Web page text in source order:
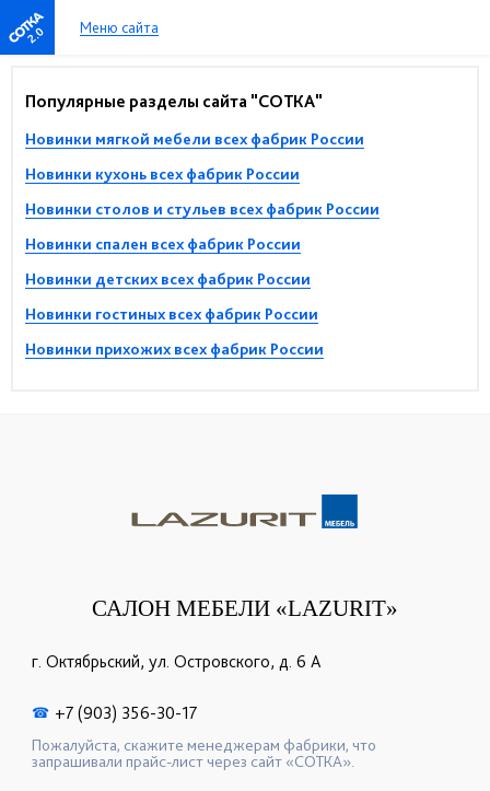
2.0 Меню сайта
Популярные разделы сайта "СОТКА"
Новинки мягкой мебели всех фабрик России
Новинки кухонь всех фабрик России
Новинки столов и стульев всех фабрик России
Новинки спален всех фабрик России
Новинки детских всех фабрик России
Новинки гостиных всех фабрик России
Новинки прихожих всех фабрик России
САЛОН МЕБЕЛИ «LAZURIT»
г. Октябрьский, ул. Островского, д. 6 А
☎ +7 (903) 356-30-17
Пожалуйста, скажите менеджерам фабрики, что
запрашивали прайс-лист через сайт «СОТКА».